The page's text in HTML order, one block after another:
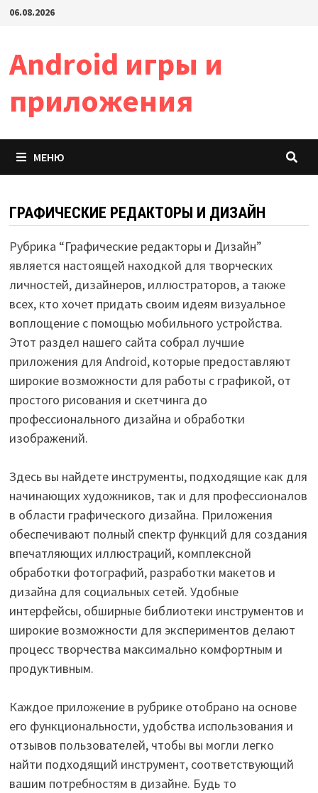
Перейти
06.08.2026
Android игры и
приложения
МЕНЮ
ГРАФИЧЕСКИЕ РЕДАКТОРЫ И ДИЗАЙН
Рубрика “Графические редакторы и Дизайн”
является настоящей находкой для творческих
личностей, дизайнеров, иллюстраторов, а также
всех, кто хочет придать своим идеям визуальное
воплощение с помощью мобильного устройства.
Этот раздел нашего сайта собрал лучшие
приложения для Android, которые предоставляют
широкие возможности для работы с графикой, от
простого рисования и скетчинга до
профессионального дизайна и обработки
изображений.
Здесь вы найдете инструменты, подходящие как для
начинающих художников, так и для профессионалов
в области графического дизайна. Приложения
обеспечивают полный спектр функций для создания
впечатляющих иллюстраций, комплексной
обработки фотографий, разработки макетов и
дизайна для социальных сетей. Удобные
интерфейсы, обширные библиотеки инструментов и
широкие возможности для экспериментов делают
процесс творчества максимально комфортным и
продуктивным.
Каждое приложение в рубрике отобрано на основе
его функциональности, удобства использования и
отзывов пользователей, чтобы вы могли легко
найти подходящий инструмент, соответствующий
вашим потребностям в дизайне. Будь то